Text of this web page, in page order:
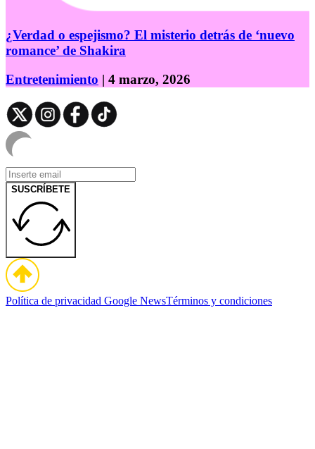
¿Verdad o espejismo? El misterio detrás de ‘nuevo
romance’ de Shakira
Entretenimiento | 4 marzo, 2026
SUSCRÍBETE
Política de privacidad Google NewsTérminos y condiciones